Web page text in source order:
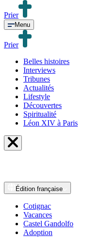
Prier
Menu
Prier
Belles histoires
Interviews
Tribunes
Actualités
Lifestyle
Découvertes
Spiritualité
Léon XIV à Paris
Édition française
Cotignac
Vacances
Castel Gandolfo
Adoption